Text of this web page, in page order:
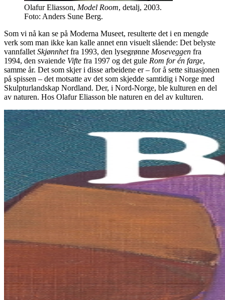
Olafur Eliasson, Model Room, detalj, 2003.
Foto: Anders Sune Berg.
Som vi nå kan se på Moderna Museet, resulterte det i en mengde
verk som man ikke kan kalle annet enn visuelt slående: Det belyste
vannfallet Skjønnhetfra 1993, den lysegrønne Moseveggen fra
1994, den svaiende Vifte fra 1997 og det gule Rom for én farge,
samme år. Det som skjer i disse arbeidene er – for å sette situasjonen
på spissen – det motsatte av det som skjedde samtidig i Norge med
Skulpturlandskap Nordland. Der, i Nord-Norge, ble kulturen en del
av naturen. Hos Olafur Eliasson ble naturen en del av kulturen.